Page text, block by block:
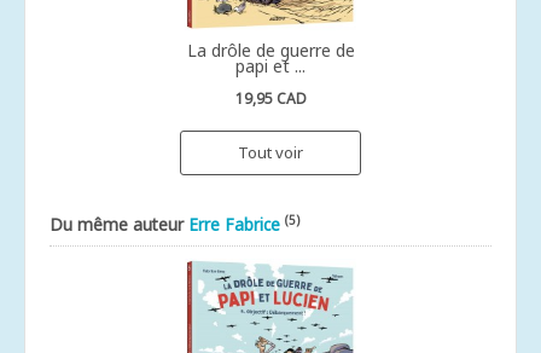
La drôle de guerre de
papi et ...
19,95 CAD
Tout voir
Du même auteur Erre Fabrice (5)